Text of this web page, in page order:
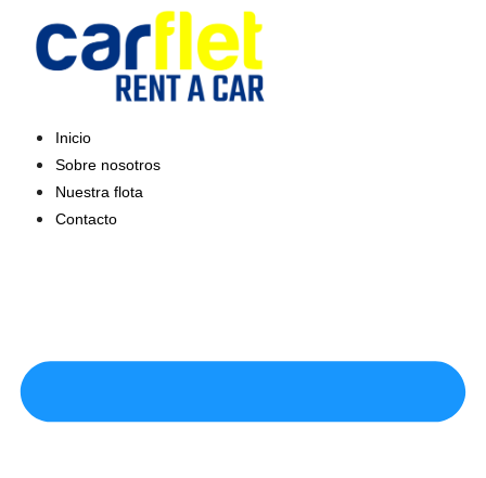
contenido
Inicio
Sobre nosotros
Nuestra flota
Contacto